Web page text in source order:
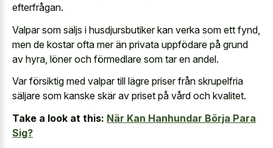
efterfrågan.
Valpar som säljs i husdjursbutiker kan verka som ett fynd,
men de kostar ofta mer än privata uppfödare på grund
av hyra, löner och förmedlare som tar en andel.
Var försiktig med valpar till lägre priser från skrupelfria
säljare som kanske skär av priset på vård och kvalitet.
Take a look at this: När Kan Hanhundar Börja Para
Sig?